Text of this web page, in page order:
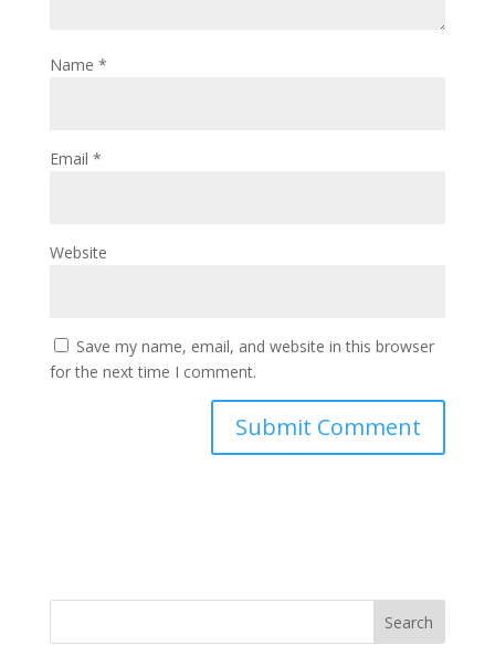
Name *
Email *
Website
Save my name, email, and website in this browser
for the next time I comment.